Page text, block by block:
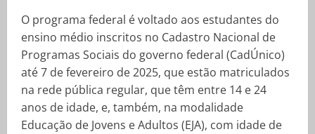
O programa federal é voltado aos estudantes do
ensino médio inscritos no Cadastro Nacional de
Programas Sociais do governo federal (CadÚnico)
até 7 de fevereiro de 2025, que estão matriculados
na rede pública regular, que têm entre 14 e 24
anos de idade, e, também, na modalidade
Educação de Jovens e Adultos (EJA), com idade de